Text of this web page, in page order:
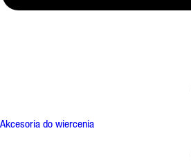
Akcesoria do wiercenia